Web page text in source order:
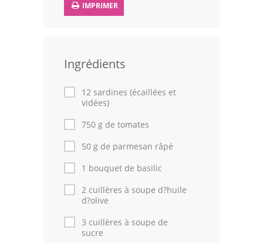
Astuces de cuisine
Fêtes Religieuses
Chefs
Thèmes
Espace Personnel
IMPRIMER
Ingrédients
12 sardines (écaillées et
vidées)
750 g de tomates
50 g de parmesan râpé
1 bouquet de basilic
2 cuillères à soupe d?huile
d?olive
3 cuillères à soupe de
sucre